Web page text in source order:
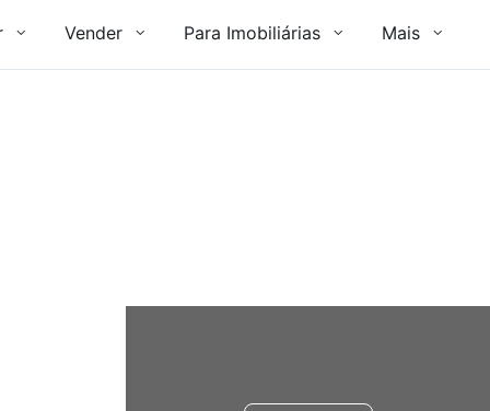
Vender Para Imobiliárias Mais